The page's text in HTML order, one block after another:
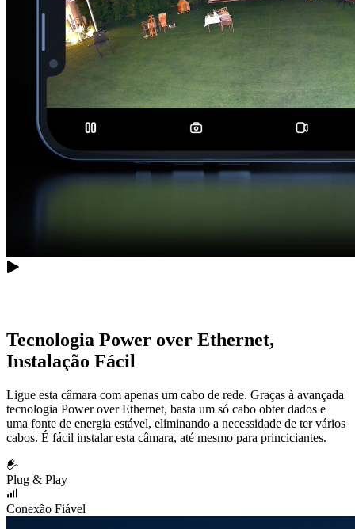
Tecnologia Power over Ethernet,
Instalação Fácil
Ligue esta câmara com apenas um cabo de rede. Graças à avançada
tecnologia Power over Ethernet, basta um só cabo obter dados e
uma fonte de energia estável, eliminando a necessidade de ter vários
cabos. É fácil instalar esta câmara, até mesmo para princiciantes.
Plug & Play
Conexão Fiável